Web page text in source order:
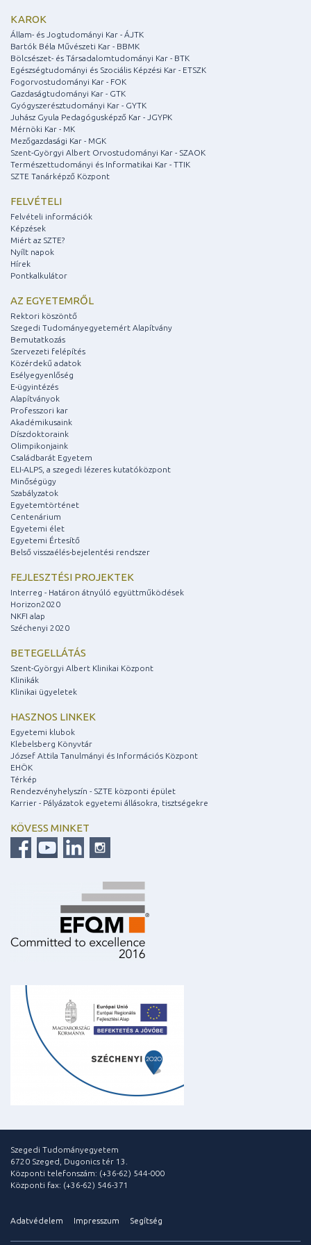
KAROK
Állam- és Jogtudományi Kar - ÁJTK
Bartók Béla Művészeti Kar - BBMK
Bölcsészet- és Társadalomtudományi Kar - BTK
Egészségtudományi és Szociális Képzési Kar - ETSZK
Fogorvostudományi Kar - FOK
Gazdaságtudományi Kar - GTK
Gyógyszerésztudományi Kar - GYTK
Juhász Gyula Pedagógusképző Kar - JGYPK
Mérnöki Kar - MK
Mezőgazdasági Kar - MGK
Szent-Györgyi Albert Orvostudományi Kar - SZAOK
Természettudományi és Informatikai Kar - TTIK
SZTE Tanárképző Központ
FELVÉTELI
Felvételi információk
Képzések
Miért az SZTE?
Nyílt napok
Hírek
Pontkalkulátor
AZ EGYETEMRŐL
Rektori köszöntő
Szegedi Tudományegyetemért Alapítvány
Bemutatkozás
Szervezeti felépítés
Közérdekű adatok
Esélyegyenlőség
E-ügyintézés
Alapítványok
Professzori kar
Akadémikusaink
Díszdoktoraink
Olimpikonjaink
Családbarát Egyetem
ELI-ALPS, a szegedi lézeres kutatóközpont
Minőségügy
Szabályzatok
Egyetemtörténet
Centenárium
Egyetemi élet
Egyetemi Értesítő
Belső visszaélés-bejelentési rendszer
FEJLESZTÉSI PROJEKTEK
Interreg - Határon átnyúló együttműködések
Horizon2020
NKFI alap
Széchenyi 2020
BETEGELLÁTÁS
Szent-Györgyi Albert Klinikai Központ
Klinikák
Klinikai ügyeletek
HASZNOS LINKEK
Egyetemi klubok
Klebelsberg Könyvtár
József Attila Tanulmányi és Információs Központ
EHÖK
Térkép
Rendezvényhelyszín - SZTE központi épület
Karrier - Pályázatok egyetemi állásokra, tisztségekre
KÖVESS MINKET
Szegedi Tudományegyetem
6720 Szeged, Dugonics tér 13.
Központi telefonszám: (+36-62) 544-000
Központi fax: (+36-62) 546-371
Adatvédelem Impresszum Segítség